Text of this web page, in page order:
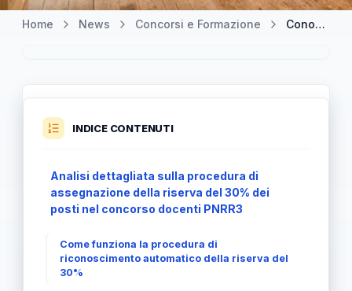
Home News Concorsi e Formazione Conoscere le modalità di riconoscimento della riserva del 30% dei posti nel concorso PNRR3: guida alle risposte più frequenti
INDICE CONTENUTI
Analisi dettagliata sulla procedura di
assegnazione della riserva del 30% dei
posti nel concorso docenti PNRR3
Come funziona la procedura di
riconoscimento automatico della riserva del
30%